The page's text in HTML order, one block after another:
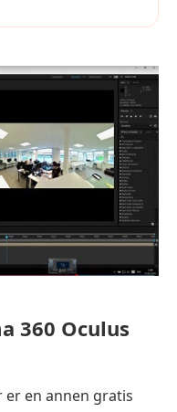
360 Oculus
er en annen gratis